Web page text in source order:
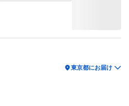
location_on東京都にお届け